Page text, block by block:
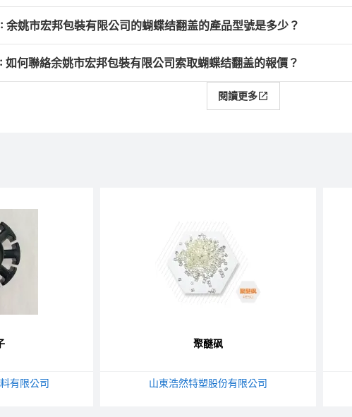
余姚市宏邦包裝有限公司的蝴蝶结翻盖的產品型號是多少？
如何聯絡余姚市宏邦包裝有限公司索取蝴蝶结翻盖的報價？
閱讀更多
有限公司
聚醚砜
山東浩然特塑股份有限公司